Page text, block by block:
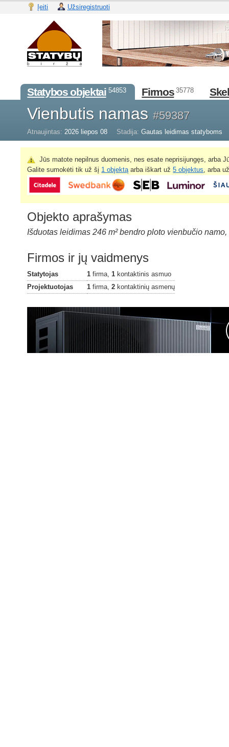
Įeiti Užsiregistruoti
Statybos objektai 54853 Firmos 35778
Vienbutis namas#59387
Atnaujintas: 2026 liepos 08 Stadija: Gautas leidimas statyboms
Jūs matote nepilnus duomenis, nes esate neprisijungęs, arba
Galite sumokėti tik už šį 1 objektą arba iškart už5 objektus , arba
Objekto aprašymas
Išduotas leidimas 246 m² bendro ploto vienbučio
Firmos ir jų vaidmenys
Statytojas 1 firma, 1 kontaktinis asmuo
Projektuotojas
1 firma,2 kontaktinių asmenų